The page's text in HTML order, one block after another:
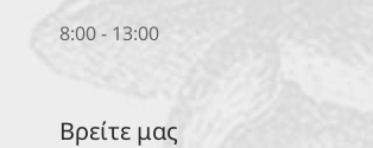
8:00 - 13:00
Βρείτε μας